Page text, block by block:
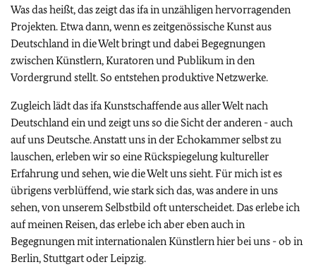
Was das heißt, das zeigt das ifa in unzähligen hervorragenden
Projekten. Etwa dann, wenn es zeitgenössische Kunst aus
Deutschland in die Welt bringt und dabei Begegnungen
zwischen Künstlern, Kuratoren und Publikum in den
Vordergrund stellt. So entstehen produktive Netzwerke.
Zugleich lädt das ifa Kunstschaffende aus aller Welt nach
Deutschland ein und zeigt uns so die Sicht der anderen - auch
auf uns Deutsche. Anstatt uns in der Echokammer selbst zu
lauschen, erleben wir so eine Rückspiegelung kultureller
Erfahrung und sehen, wie die Welt uns sieht. Für mich ist es
übrigens verblüffend, wie stark sich das, was andere in uns
sehen, von unserem Selbstbild oft unterscheidet. Das erlebe ich
auf meinen Reisen, das erlebe ich aber eben auch in
Begegnungen mit internationalen Künstlern hier bei uns - ob in
Berlin, Stuttgart oder Leipzig.